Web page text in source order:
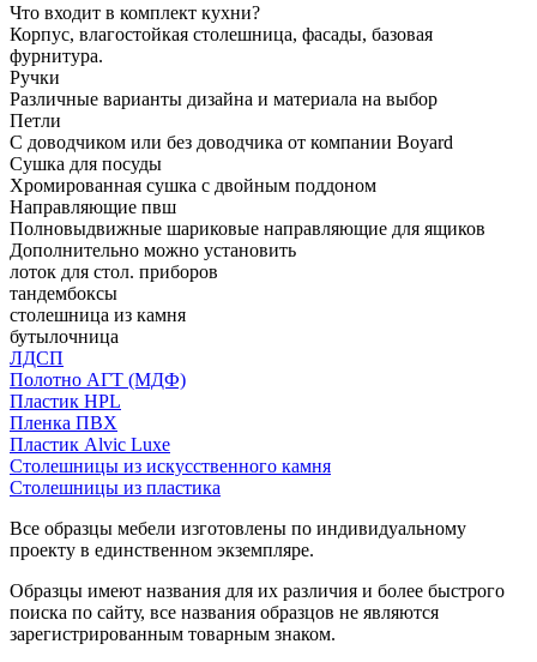
Что входит в комплект кухни?
Корпус, влагостойкая столешница, фасады, базовая
фурнитура.
Ручки
Различные варианты дизайна и материала на выбор
Петли
С доводчиком или без доводчика от компании Boyard
Сушка для посуды
Хромированная сушка с двойным поддоном
Направляющие пвш
Полновыдвижные шариковые направляющие для ящиков
Дополнительно можно установить
лоток для стол. приборов
тандембоксы
столешница из камня
бутылочница
ЛДСП
Полотно АГТ (МДФ)
Пластик HPL
Пленка ПВХ
Пластик Alvic Luxe
Столешницы из искусственного камня
Столешницы из пластика
Все образцы мебели изготовлены по индивидуальному
проекту в единственном экземпляре.
Образцы имеют названия для их различия и более быстрого
поиска по сайту, все названия образцов не являются
зарегистрированным товарным знаком.